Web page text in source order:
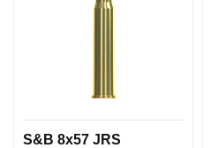
S&B 8x57 JRS